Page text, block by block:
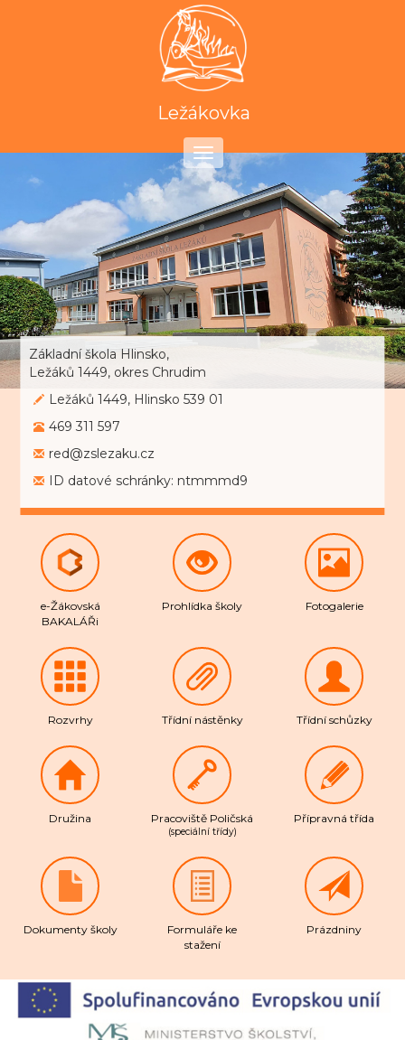
Ležákovka
Toggle
navigation
Základní škola Hlinsko,
Ležáků 1449, okres Chrudim
Ležáků 1449, Hlinsko 539 01
469 311 597
red@zslezaku.cz
ID datové schránky: ntmmmd9
e-Žákovská
BAKALÁŘi
Prohlídka školy Fotogalerie
Rozvrhy Třídní nástěnky Třídní schůzky
Družina Pracoviště Poličská
(speciální třídy)
Přípravná třída
Dokumenty školy
Formuláře ke
stažení
Prázdniny